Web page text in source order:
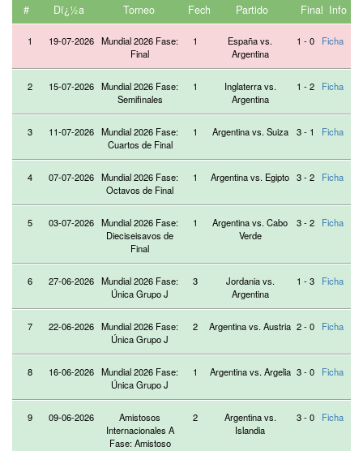
#
Dï¿½a Torneo Fecha Partido Final Info
1 19-07-2026 Mundial 2026 Fase:
Final
1
España vs.
Argentina
1 - 0 Ficha
2 15-07-2026 Mundial 2026 Fase:
Semifinales
1
Inglaterra vs.
Argentina
1 - 2 Ficha
3 11-07-2026 Mundial 2026 Fase:
Cuartos de Final
1 Argentina vs. Suiza 3 - 1 Ficha
4 07-07-2026 Mundial 2026 Fase:
Octavos de Final
1 Argentina vs. Egipto 3 - 2 Ficha
5 03-07-2026 Mundial 2026 Fase:
Dieciseisavos de
Final
1
Argentina vs. Cabo
Verde
3 - 2 Ficha
6 27-06-2026 Mundial 2026 Fase:
Única Grupo J
3
Jordania vs.
Argentina
1 - 3 Ficha
7 22-06-2026 Mundial 2026 Fase:
Única Grupo J
2 Argentina vs. Austria 2 - 0 Ficha
8 16-06-2026 Mundial 2026 Fase:
Única Grupo J
1 Argentina vs. Argelia 3 - 0 Ficha
9 09-06-2026
Amistosos
Internacionales A
Fase: Amistoso
2
Argentina vs.
Islandia
3 - 0 Ficha